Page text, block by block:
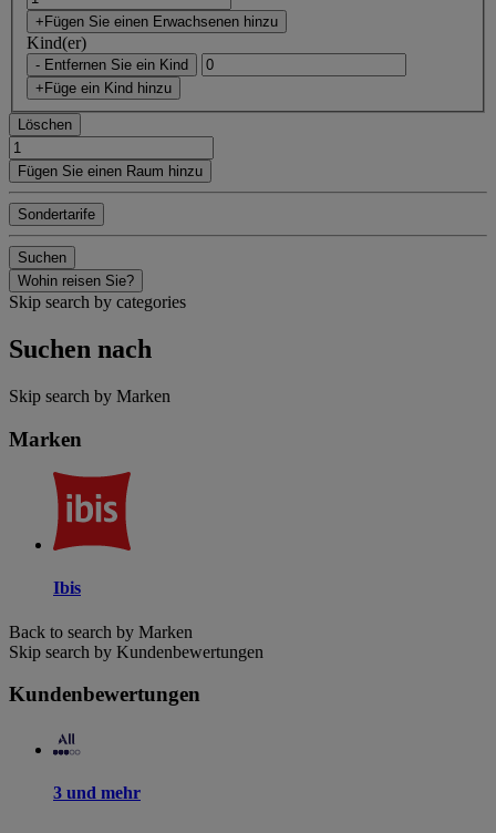
+Fügen Sie einen Erwachsenen hinzu
Kind(er)
- Entfernen Sie ein Kind
+Füge ein Kind hinzu
Löschen
Fügen Sie einen Raum hinzu
Sondertarife
Suchen
Wohin reisen Sie?
Skip search by categories
Suchen nach
Skip search by Marken
Marken
Ibis
Back to search by Marken
Skip search by Kundenbewertungen
Kundenbewertungen
3 und mehr